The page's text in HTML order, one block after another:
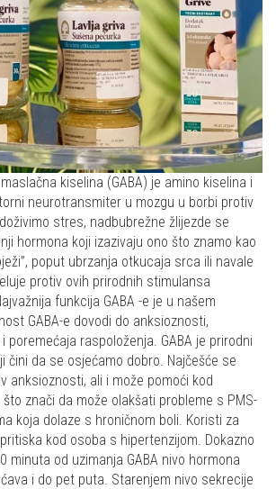
kiselina (GABA) je amino kiselina i
neurotransmiter u mozgu u borbi protiv
stres, nadbubrežne žlijezde se
hormona koji izazivaju ono što znamo kao
poput ubrzanja otkucaja srca ili navale
protiv ovih prirodnih stimulansa
funkcija GABA -e je u našem
GABA-e dovodi do anksioznosti,
poremećaja raspoloženja. GABA je prirodni
čini da se osjećamo dobro. Najčešće se
anksioznosti, ali i može pomoći kod
znači da može olakšati probleme s PMS-
koja dolaze s hroničnom boli. Koristi za
kod osoba s hipertenzijom. Dokazno
minuta od uzimanja GABA nivo hormona
i do pet puta. Starenjem nivo sekrecije